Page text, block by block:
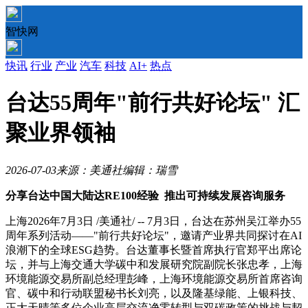
智快网
快讯 行业 产业 汽车 科技 AI+ 热点
台达55周年"前行共好论坛" 汇
聚业界领袖
2026-07-03来源：美通社编辑：瑞雪
分享台达中国大陆达RE100经验 推出可持续发展咨询服务
上海2026年7月3日 /美通社/ -- 7月3日，台达在苏州吴江举办55
周年系列活动——"前行共好论坛"，邀请产业界共同探讨在AI
浪潮下的全球ESG趋势。台达董事长暨首席执行官郑平出席论
坛，并与上海交通大学碳中和发展研究院副院长张忠孝，上海
环境能源交易所副总经理彭峰，上海环境能源交易所首席咨询
官、碳中和行动联盟秘书长刘亮，以及隆基绿能、上银科技、